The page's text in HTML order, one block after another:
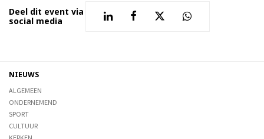
Deel dit event via
social media
NIEUWS
ALGEMEEN
ONDERNEMEND
SPORT
CULTUUR